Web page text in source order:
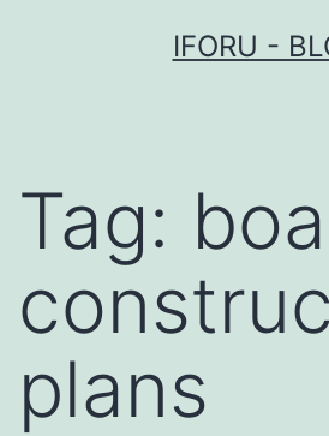
IFORU -
Tag:
plans